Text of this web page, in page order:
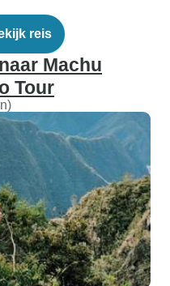
reis
Machu
Tour